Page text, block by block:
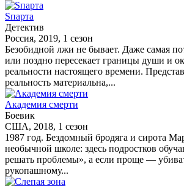
Sпарта
Детектив
Россия, 2019, 1 сезон
Безобидной лжи не бывает. Даже самая
или поздно пересекает границы души и
реальности настоящего времени.
реальность материальна,...
Академия смерти
Боевик
США, 2018, 1 сезон
1987 год. Бездомный бродяга и сирота
необычной школе: здесь подростков
решать проблемы», а если проще —
рукопашному...